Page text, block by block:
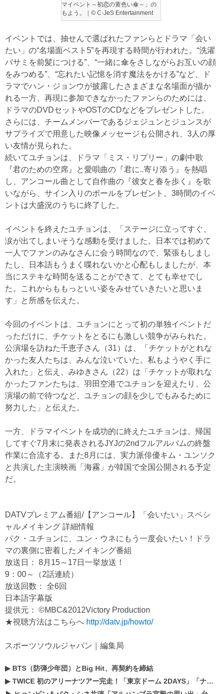
マイベント～初恋の黄色い傘～」の
もよう。｜© C-JeS Entertainment
イベントでは、抽せんで選ばれたファンらとドラマ「会い
たい」の“名場面ベスト5”を再現する時間が行われた。“洗濯
バサミを前髪につける”、“一緒に傘をさしながらお互いの顔
をみつめる”、“忘れたい記憶を消す魔法をかける”など、ド
ラマでハン・ジョンウが披露したさまざまな名場面が描か
れる一方、再現に参加できなかったファンらのためには、
ドラマのDVDセットやOSTのCDなどをプレゼントした。
さらには、チームメンバーであるジェジュンとジュンスが
サプライズで用意した映像メッセージも公開され、3人の厚
い友情が見られた。
続いてユチョンは、ドラマ「ミス・リプリー」の劇中歌
『君のための空席』と愛唄曲の『君に..寄り添う』を熱唱
し、アンコール曲として自作曲の『彼女と春を歩く』を歌
いながら、サイン入りのボールをプレゼント。3時間のイベ
ントは大盛況のうちに終了した。
イベントを終えたユチョンは、「ステージに立ってすぐ、
涙が出てしまいそうな感動を受けました。日本では初めて
一人でファンのみなさんに会う時間なので、緊張もしまし
たし、日本語もうまく喋れないかと心配もしましたが、本
当にステキな時間を送ることができて、とても幸せでし
た。これからももっといい姿をみせていきたいと思いま
す」と所感を伝えた。
今回のイベントは、ユチョンにとって初の単独イベントだ
っただけに、チケットをとるにも激しい競争がみられた。
公演場を訪ねた千恵子さん（31）は、「チケットがとれな
かった友人たちは、みんな泣いていた。私もようやく手に
入れた」と伝え、みゆきさん（22）は「チケットが取れな
かったファンたちは、羽田空港でユチョンを迎えたり、公
演場の前で待つなど、ユチョンの顔を少しでもみるために
努力した」と伝えた。
一方、ドラマイベントを成功的に終えたユチョンは、帰国
してすぐ7月末に発表されるJYJの2ndフルアルバムの終盤
作業に合流する。また8月には、実力派俳優キム・ユンソク
と共演した主演映画「海霧」が韓国で全国公開される予定
だ。
DATVプレミアム番組/【アンコール】「会いたい」スペシ
ャルメイキング 詳細情報
パク・ユチョンに、ユン・ウネにもう一度会いたい！ドラ
マの裏側に密着したメイキング番組
放送日： 8月15～17日一挙放送！
9：00～（2話連続）
放送回数： 全6回
日本語字幕版
提供元： ©MBC&2012Victory Production
★視聴方法はこちらへ http://datv.jp/howto/
スポーツソウルジャパン｜編集局
▶ BTS（防弾少年団）とBig Hit、再契約を締結
▶TWICE 初のアリーナツアー完走！「東京ドーム 2DAYS」「ナゴヤドーム1DAY」「京セラドーム1DAY」2019年ドームツアー開催決定！！